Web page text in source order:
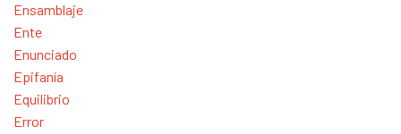
Ensamblaje
Ente
Enunciado
Epifanía
Equilibrio
Error